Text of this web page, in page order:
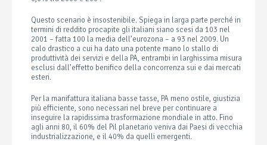
Questo scenario è insostenibile. Spiega in larga parte perché in
termini di reddito procapite gli italiani siano scesi da 103 nel
2001 – fatta 100 la media dell’eurozona – a 93 nel 2009. Un
calo drastico a cui ha dato una potente mano lo stallo di
produttività dei servizi e della PA, entrambi in larghissima misura
esclusi dall’effetto benifico della concorrenza sui e dai mercati
esteri.
Per la manifattura italiana basse tasse, PA meno ostile, giustizia
più efficiente, sono necessari nel breve per continuare a
inseguire la rapidissima trasformazione mondiale in atto. Fino
agli anni 80, il 60% del Pil planetario veniva dai Paesi di vecchia
industrializzazione, e il 40% da quelli emergenti.